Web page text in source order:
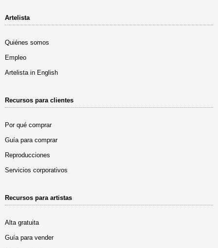
Artelista
Quiénes somos
Empleo
Artelista in English
Recursos para clientes
Por qué comprar
Guía para comprar
Reproducciones
Servicios corporativos
Recursos para artistas
Alta gratuita
Guía para vender